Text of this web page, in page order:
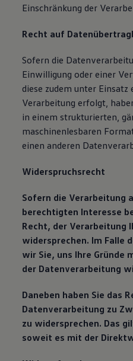
Einschränkung der
Recht auf
Sofern die
Einwilligung oder einer
diese zudem unter
Verarbeitung erfolgt,
in einem strukturierten,
maschinenlesbaren
einen anderen
Widerspruchsrecht
Sofern die Verarbeitung
berechtigten Interesse
Recht, der Verarbeitung
widersprechen. Im Falle
wir Sie, uns Ihre Gründe
der Datenverarbeitung
Daneben haben Sie das
Datenverarbeitung zu
zu widersprechen. Das
soweit es mit der